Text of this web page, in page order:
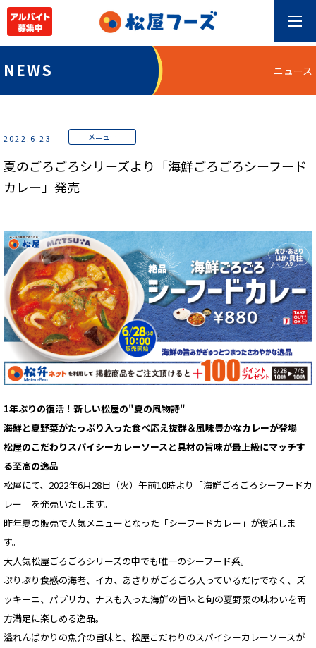
NEWS ニュース
2022.6.23 メニュー
夏のごろごろシリーズより「海鮮ごろごろシーフード
カレー」発売
1年ぶりの復活！新しい松屋の"夏の風物詩"
海鮮と夏野菜がたっぷり入った食べ応え抜群＆風味豊かなカレーが登場
松屋のこだわりスパイシーカレーソースと具材の旨味が最上級にマッチす
る至高の逸品
松屋にて、2022年6月28日（火）午前10時より「海鮮ごろごろシーフードカ
レー」を発売いたします。
昨年夏の販売で人気メニューとなった「シーフードカレー」が復活しま
す。
大人気松屋ごろごろシリーズの中でも唯一のシーフード系。
ぷりぷり食感の海老、イカ、あさりがごろごろ入っているだけでなく、ズ
ッキーニ、パプリカ、ナスも入った海鮮の旨味と旬の夏野菜の味わいを両
方満足に楽しめる逸品。
溢れんばかりの魚介の旨味と、松屋こだわりのスパイシーカレーソースが